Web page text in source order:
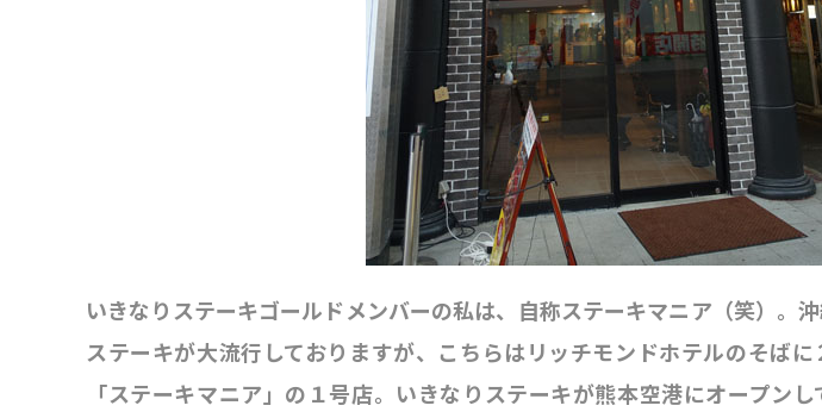
いきなりステーキゴールドメンバーの私は、自称ステーキマニア（笑）。
ステーキが大流行しておりますが、こちらはリッチモンドホテルのそば
「ステーキマニア」の１号店。いきなりステーキが熊本空港にオープン